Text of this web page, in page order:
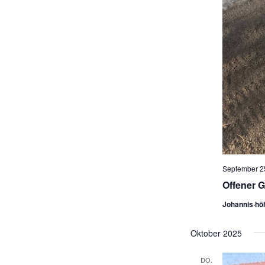
Offener
September
Oktober 2025
DO.